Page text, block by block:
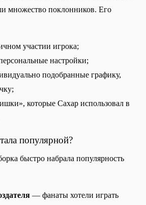
множество поклонников. Его
участии игрока;
настройки;
подобранные графику,
которые Сахар использовал в
популярной?
быстро набрала популярность
— фанаты хотели играть